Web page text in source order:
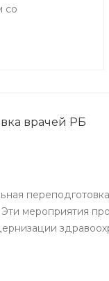
со
врачей РБ
мероприятия